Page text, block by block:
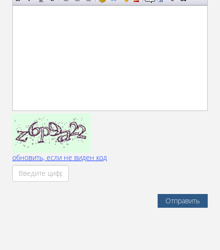
обновить, если не виден код
Отправить